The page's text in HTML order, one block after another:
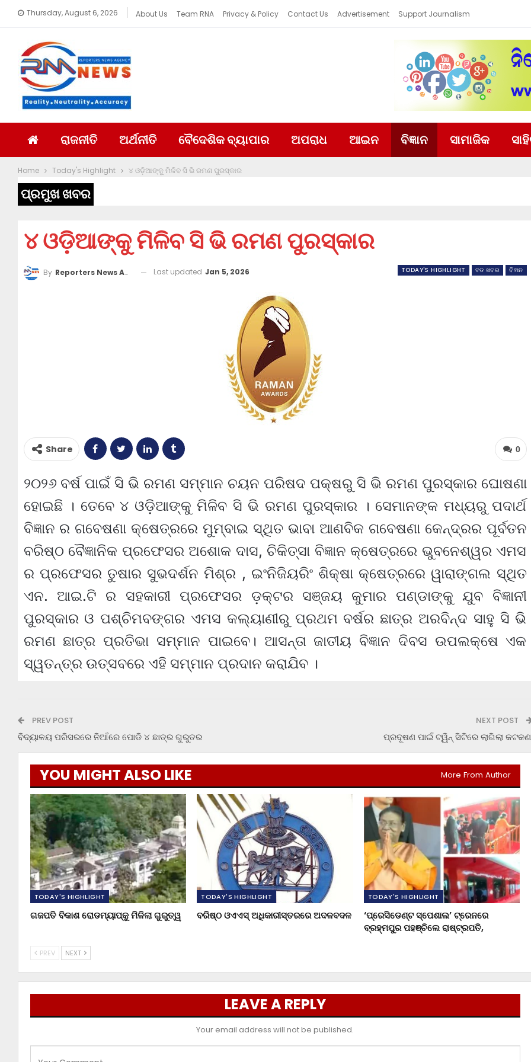
Thursday, August 6, 2026 About Us Team RNA Privacy & Policy Contact Us Advertisement Support Journalism
ରାଜନୀତି ଅର୍ଥନୀତି ବୈଦେଶିକ ବ୍ୟାପାର ଅପରାଧ ଆଇନ ବିଜ୍ଞାନ ସାମାଜିକ
Home Today's Highlight ୪ ଓଡ଼ିଆଙ୍କୁ ମିଳିବ ସି ଭି ରମଣ ପୁରସ୍କାର
ପ୍ରମୁଖ ଖବର
୪ ଓଡ଼ିଆଙ୍କୁ ମିଳିବ ସି ଭି ରମଣ ପୁରସ୍କାର
TODAY'S HIGHLIGHT ବଡ ଖବର ବିଜ୍ଞାନ
By Reporters News Agency Last updated Jan 5, 2026
0
Share
୨୦୨୬ ବର୍ଷ ପାଇଁ ସି ଭି ରମଣ ସମ୍ମାନ ଚୟନ ପରିଷଦ ପକ୍ଷରୁ ସି ଭି ରମଣ ପୁରସ୍କାର ଘୋଷଣା
ହୋଇଛି । ତେବେ ୪ ଓଡ଼ିଆଙ୍କୁ ମିଳିବ ସି ଭି ରମଣ ପୁରସ୍କାର । ସେମାନଙ୍କ ମଧ୍ୟରୁ ପଦାର୍ଥ
ବିଜ୍ଞାନ ର ଗବେଷଣା କ୍ଷେତ୍ରରେ ମୁମ୍ବାଇ ସ୍ଥିତ ଭାବା ଆଣବିକ ଗବେଷଣା କେନ୍ଦ୍ରର ପୂର୍ବତନ
ବରିଷ୍ଠ ବୈଜ୍ଞାନିକ ପ୍ରଫେସର ଅଶୋକ ଦାସ, ଚିକିତ୍ସା ବିଜ୍ଞାନ କ୍ଷେତ୍ରରେ ଭୁବନେଶ୍ୱର ଏମସ
ର ପ୍ରଫେସର ତୁଷାର ସୁଭଦର୍ଶନ ମିଶ୍ର , ଇଂନିଜିୟରିଂ ଶିକ୍ଷା କ୍ଷେତ୍ରରେ ୱାରାଙ୍ଗଲ ସ୍ଥିତ
ଏନ. ଆଇ.ଟି ର ସହକାରୀ ପ୍ରଫେସର ଡ଼କ୍ଟର ସଞ୍ଜୟ କୁମାର ପଣ୍ଡାଙ୍କୁ ଯୁବ ବିଜ୍ଞାନୀ
ପୁରସ୍କାର ଓ ପଶ୍ଚିମବଙ୍ଗର ଏମସ କଲ୍ୟାଣୀରୁ ପ୍ରଥମ ବର୍ଷର ଛାତ୍ର ଅରବିନ୍ଦ ସାହୁ ସି ଭି
ରମଣ ଛାତ୍ର ପ୍ରତିଭା ସମ୍ମାନ ପାଇବେ। ଆସନ୍ତା ଜାତୀୟ ବିଜ୍ଞାନ ଦିବସ ଉପଲକ୍ଷେ ଏକ
ସ୍ୱତନ୍ତ୍ର ଉତ୍ସବରେ ଏହି ସମ୍ମାନ ପ୍ରଦାନ କରାଯିବ ।
PREV POST
ବିଦ୍ୟାଳୟ ପରିସରରେ ନିଆଁରେ ପୋଡି ୪ ଛାତ୍ର ଗୁରୁତର
NEXT POST
ପ୍ରଦୂଷଣ ପାଇଁ ଟ୍ୱିନ୍‌ ସିଟିରେ ଲାଗିଲା
YOU MIGHT ALSO LIKE More From Author
TODAY'S HIGHLIGHT
ଗଜପତି ବିକାଶ ରୋଡମ୍ୟାପ୍‌କୁ ମିଳିଲା ଗୁରୁତ୍ୱ
TODAY'S HIGHLIGHT
ବରିଷ୍ଠ ଓଏଏସ୍‌ ଅଧିକାରୀସ୍ତରରେ ଅଦଳବଦଳ
TODAY'S HIGHLIGHT
‘ପ୍ରେସିଡେଣ୍ଟ ସ୍ପେଶାଲ’ ଟ୍ରେନରେ
ବ୍ରହ୍ମପୁର ପହଞ୍ଚିଲେ ରାଷ୍ଟ୍ରପତି,
PREV NEXT
LEAVE A REPLY
Your email address will not be published.